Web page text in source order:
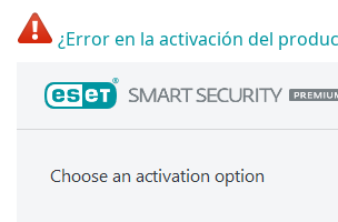
¿Error en la activación del